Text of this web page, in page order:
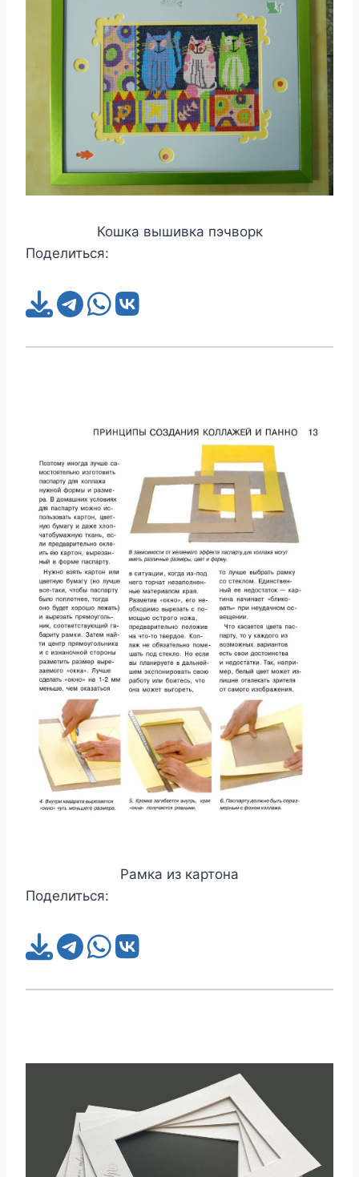
Кошка вышивка пэчворк
Поделиться:
Рамка из картона
Поделиться: